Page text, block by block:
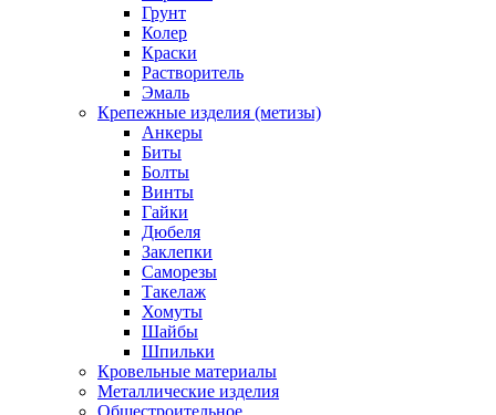
Грунт
Колер
Краски
Растворитель
Эмаль
Крепежные изделия (метизы)
Анкеры
Биты
Болты
Винты
Гайки
Дюбеля
Заклепки
Саморезы
Такелаж
Хомуты
Шайбы
Шпильки
Кровельные материалы
Металлические изделия